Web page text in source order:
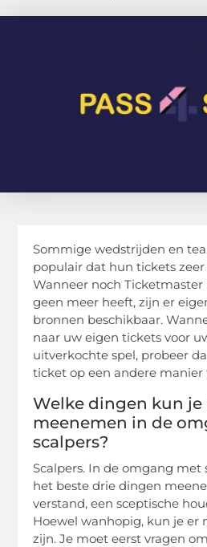
Sommige wedstrijden en
populair dat hun tickets zeer
Wanneer noch Ticketmaster
geen meer heeft, zijn er
bronnen beschikbaar.
naar uw eigen tickets voor
uitverkochte spel, probeer
ticket op een andere
Welke dingen kun je
meenemen in de
scalpers?
Scalpers. In de omgang met
het beste drie dingen
verstand, een sceptische
Hoewel wanhopig, kun je er
zijn. Je moet eerst vragen